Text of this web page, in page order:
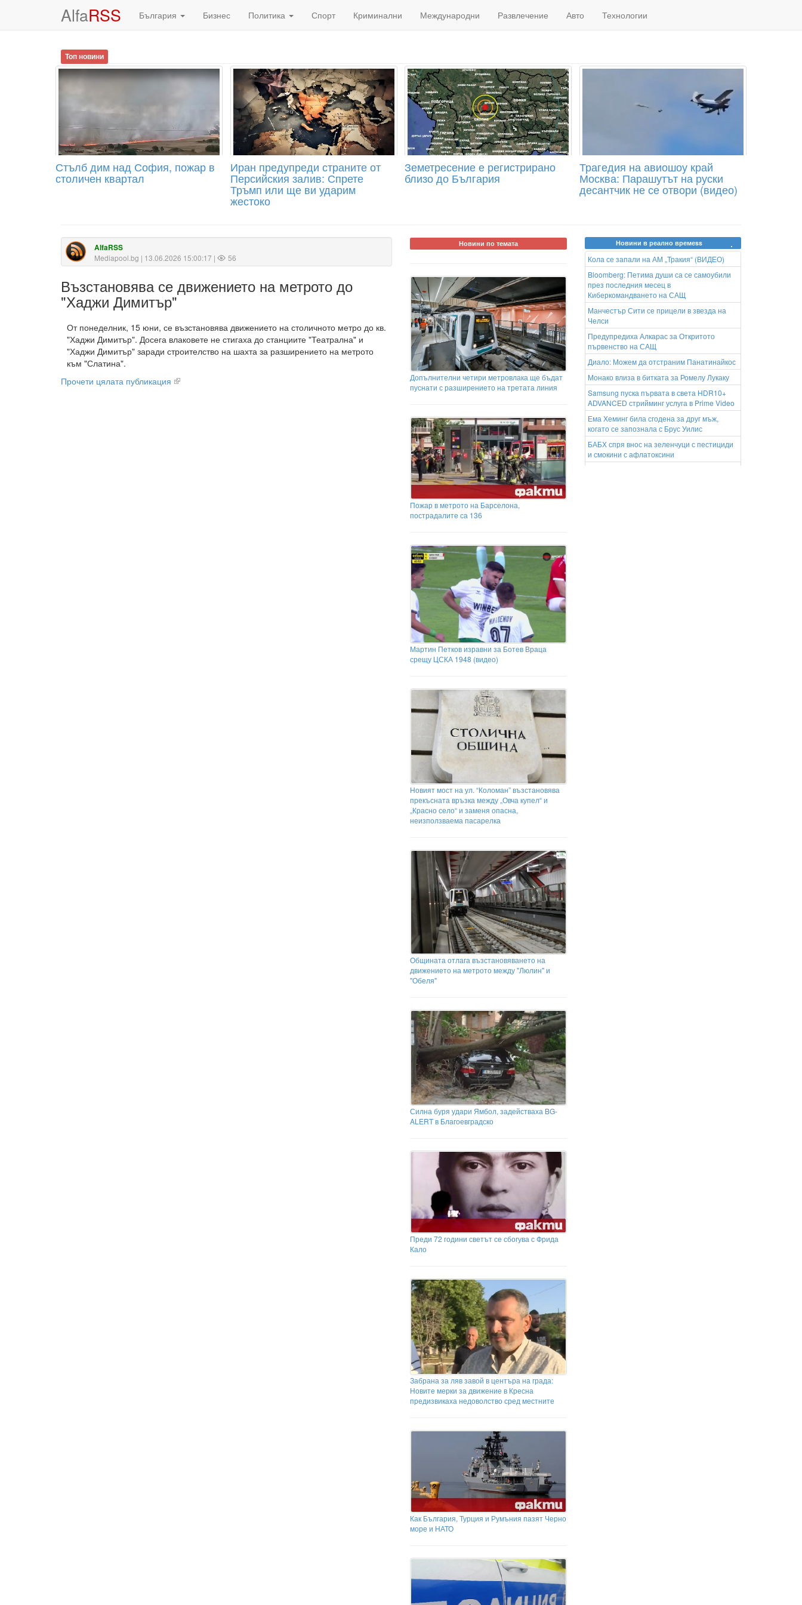
AlfaRSS България Бизнес Политика Спорт Криминални Международни Развлечение Авто Технологии
Топ новини
Стълб дим над София, пожар в
столичен квартал
Иран предупреди страните от
Персийския залив: Спрете
Тръмп или ще ви ударим
жестоко
Земетресение е регистрирано
близо до България
Трагедия на авиошоу край
Москва: Парашутът на руски
десантчик не се отвори (видео)
AlfaRSS
Mediapool.bg | 13.06.2026 15:00:17 | 56
Възстановява се движението на метрото до
"Хаджи Димитър"
От понеделник, 15 юни, се възстановява движението на столичното метро до кв.
"Хаджи Димитър". Досега влаковете не стигаха до станциите "Театрална" и
"Хаджи Димитър" заради строителство на шахта за разширението на метрото
към "Слатина".
Прочети цялата публикация
Новини по темата
Допълнителни четири метровлака ще бъдат
пуснати с разширението на третата линия
Пожар в метрото на Барселона,
пострадалите са 136
Мартин Петков изравни за Ботев Враца
срещу ЦСКА 1948 (видео)
Новият мост на ул. “Коломан” възстановява
прекъсната връзка между „Овча купел“ и
„Красно село“ и заменя опасна,
неизползваема пасарелка
Общината отлага възстановяването на
движението на метрото между "Люлин" и
"Обеля"
Силна буря удари Ямбол, задействаха BG-
ALERT в Благоевградско
Преди 72 години светът се сбогува с Фрида
Кало
Забрана за ляв завой в центъра на града:
Новите мерки за движение в Кресна
предизвикаха недоволство сред местните
Как България, Турция и Румъния пазят Черно
море и НАТО
Новини в реално времеss
Кола се запали на АМ „Тракия“ (ВИДЕО)
Bloomberg: Петима души са се самоубили
през последния месец в
Киберкомандването на САЩ
Манчестър Сити се прицели в звезда на
Челси
Предупредиха Алкарас за Откритото
първенство на САЩ
Диало: Можем да отстраним Панатинайкос
Монако влиза в битката за Ромелу Лукаку
Samsung пуска първата в света HDR10+
ADVANCED стрийминг услуга в Prime Video
Ема Хеминг била сгодена за друг мъж,
когато се запознала с Брус Уилис
БАБХ спря внос на зеленчуци с пестициди
и смокини с афлатоксини